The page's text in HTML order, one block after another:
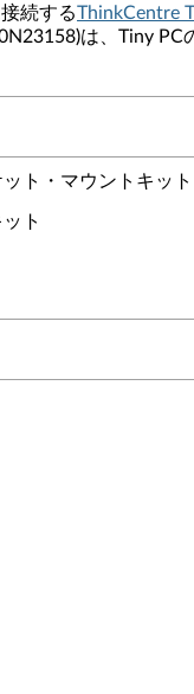
続するThinkCentre
は、Tiny
ト・マウントキッ
ト